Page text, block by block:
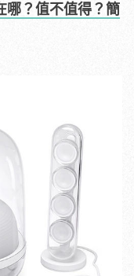
哪？值不值得？簡